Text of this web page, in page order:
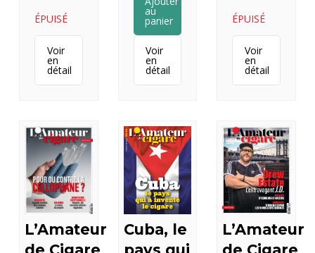
ÉPUISÉ
Voir
en
détail
au
panier
Voir
en
détail
ÉPUISÉ
Voir
en
détail
L’Amateur
Cuba, le
L’Amateur